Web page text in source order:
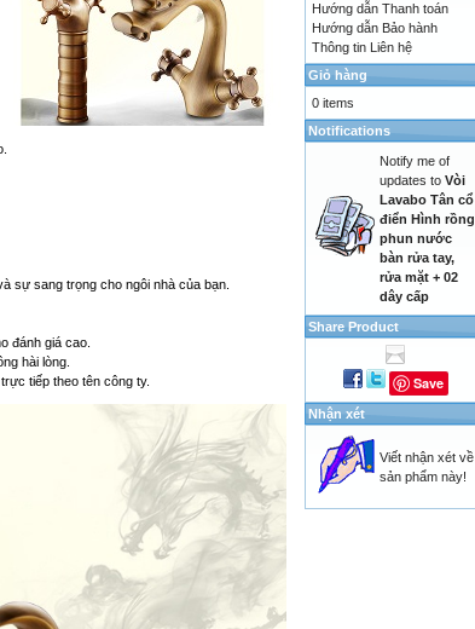
sự sang trọng cho ngôi nhà của bạn.
đánh giá cao.
hài lòng.
tiếp theo tên công ty.
Hướng dẫn Thanh toán
Hướng dẫn Bảo hành
Thông tin Liên hệ
Giỏ hàng
0 items
Notifications
Notify me of
updates to Vòi
Lavabo Tân cổ
điển Hình rồng
phun nước
bàn rửa tay,
rửa mặt + 02
dây cấp
Share Product
Save
Nhận xét
Viết nhận xét về
sản phẩm này!